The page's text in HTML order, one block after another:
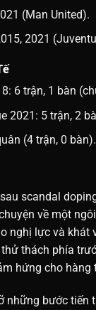
(Man United).
2021
6 trận, 1 bàn
2021: 5 trận, 2
(4 trận, 0 bàn).
scandal
về một
nghị lực và khát
thách phía
hứng cho hàng
những bước tiến